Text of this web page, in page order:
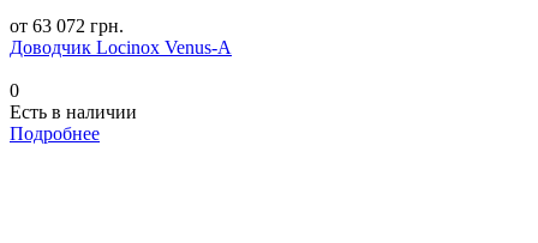
от 63 072 грн.
Доводчик Locinox Venus-A
0
Есть в наличии
Подробнее